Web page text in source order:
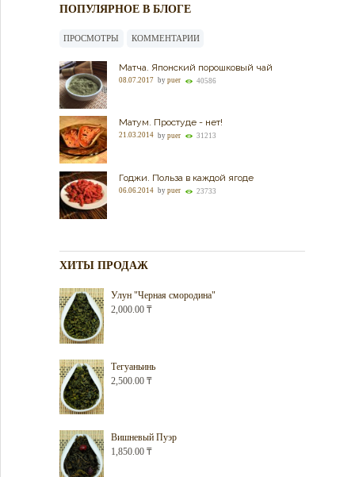
ПОПУЛЯРНОЕ В БЛОГЕ
ПРОСМОТРЫ КОММЕНТАРИИ
Матча. Японский порошковый чай
08.07.2017 by puer 40586
Матум. Простуде - нет!
21.03.2014 by puer 31213
Годжи. Польза в каждой ягоде
06.06.2014 by puer 23733
ХИТЫ ПРОДАЖ
Улун "Черная смородина"
2,000.00 ₸
Тегуаньинь
2,500.00 ₸
Вишневый Пуэр
1,850.00 ₸